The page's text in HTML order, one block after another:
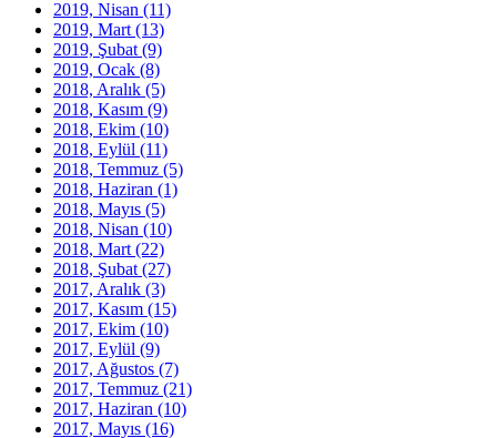
2019, Nisan (11)
2019, Mart (13)
2019, Şubat (9)
2019, Ocak (8)
2018, Aralık (5)
2018, Kasım (9)
2018, Ekim (10)
2018, Eylül (11)
2018, Temmuz (5)
2018, Haziran (1)
2018, Mayıs (5)
2018, Nisan (10)
2018, Mart (22)
2018, Şubat (27)
2017, Aralık (3)
2017, Kasım (15)
2017, Ekim (10)
2017, Eylül (9)
2017, Ağustos (7)
2017, Temmuz (21)
2017, Haziran (10)
2017, Mayıs (16)